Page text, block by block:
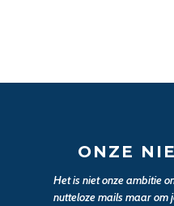
ONZE
Het is niet onze ambitie
nutteloze mails maar om